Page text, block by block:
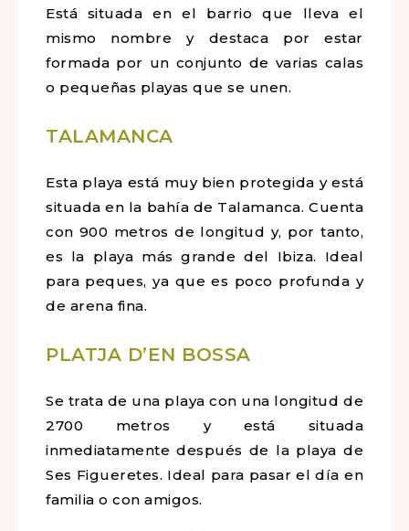
Está situada en el barrio que lleva el
mismo nombre y destaca por estar
formada por un conjunto de varias calas
o pequeñas playas que se unen.
TALAMANCA
Esta playa está muy bien protegida y está
situada en la bahía de Talamanca. Cuenta
con 900 metros de longitud y, por tanto,
es la playa más grande del Ibiza. Ideal
para peques, ya que es poco profunda y
de arena fina.
PLATJA D’EN BOSSA
Se trata de una playa con una longitud de
2700 metros y está situada
inmediatamente después de la playa de
Ses Figueretes. Ideal para pasar el día en
familia o con amigos.